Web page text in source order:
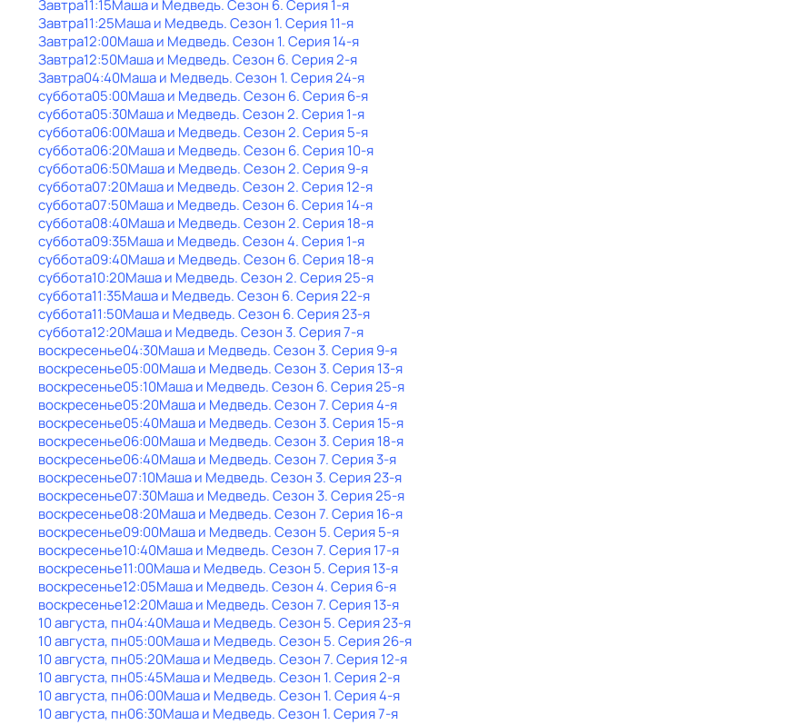
Завтра11:15Маша и Медведь. Сезон 6. Серия 1-я
Завтра11:25Маша и Медведь. Сезон 1. Серия 11-я
Завтра12:00Маша и Медведь. Сезон 1. Серия 14-я
Завтра12:50Маша и Медведь. Сезон 6. Серия 2-я
Завтра04:40Маша и Медведь. Сезон 1. Серия 24-я
суббота05:00Маша и Медведь. Сезон 6. Серия 6-я
суббота05:30Маша и Медведь. Сезон 2. Серия 1-я
суббота06:00Маша и Медведь. Сезон 2. Серия 5-я
суббота06:20Маша и Медведь. Сезон 6. Серия 10-я
суббота06:50Маша и Медведь. Сезон 2. Серия 9-я
суббота07:20Маша и Медведь. Сезон 2. Серия 12-я
суббота07:50Маша и Медведь. Сезон 6. Серия 14-я
суббота08:40Маша и Медведь. Сезон 2. Серия 18-я
суббота09:35Маша и Медведь. Сезон 4. Серия 1-я
суббота09:40Маша и Медведь. Сезон 6. Серия 18-я
суббота10:20Маша и Медведь. Сезон 2. Серия 25-я
суббота11:35Маша и Медведь. Сезон 6. Серия 22-я
суббота11:50Маша и Медведь. Сезон 6. Серия 23-я
суббота12:20Маша и Медведь. Сезон 3. Серия 7-я
воскресенье04:30Маша и Медведь. Сезон 3. Серия 9-я
воскресенье05:00Маша и Медведь. Сезон 3. Серия 13-я
воскресенье05:10Маша и Медведь. Сезон 6. Серия 25-я
воскресенье05:20Маша и Медведь. Сезон 7. Серия 4-я
воскресенье05:40Маша и Медведь. Сезон 3. Серия 15-я
воскресенье06:00Маша и Медведь. Сезон 3. Серия 18-я
воскресенье06:40Маша и Медведь. Сезон 7. Серия 3-я
воскресенье07:10Маша и Медведь. Сезон 3. Серия 23-я
воскресенье07:30Маша и Медведь. Сезон 3. Серия 25-я
воскресенье08:20Маша и Медведь. Сезон 7. Серия 16-я
воскресенье09:00Маша и Медведь. Сезон 5. Серия 5-я
воскресенье10:40Маша и Медведь. Сезон 7. Серия 17-я
воскресенье11:00Маша и Медведь. Сезон 5. Серия 13-я
воскресенье12:05Маша и Медведь. Сезон 4. Серия 6-я
воскресенье12:20Маша и Медведь. Сезон 7. Серия 13-я
10 августа, пн04:40Маша и Медведь. Сезон 5. Серия 23-я
10 августа, пн05:00Маша и Медведь. Сезон 5. Серия 26-я
10 августа, пн05:20Маша и Медведь. Сезон 7. Серия 12-я
10 августа, пн05:45Маша и Медведь. Сезон 1. Серия 2-я
10 августа, пн06:00Маша и Медведь. Сезон 1. Серия 4-я
10 августа, пн06:30Маша и Медведь. Сезон 1. Серия 7-я